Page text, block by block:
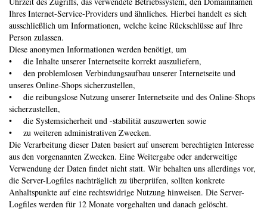
Ihres Internet-Service-Providers und ähnliches. Hierbei handelt es sich
ausschließlich um Informationen, welche keine Rückschlüsse auf Ihre
Person zulassen.
Diese anonymen Informationen werden benötigt, um
• die Inhalte unserer Internetseite korrekt auszuliefern,
• den problemlosen Verbindungsaufbau unserer Internetseite und
unseres Online-Shops sicherzustellen,
• die reibungslose Nutzung unserer Internetseite und des Online-Shops
sicherzustellen,
• die Systemsicherheit und -stabilität auszuwerten sowie
• zu weiteren administrativen Zwecken.
Die Verarbeitung dieser Daten basiert auf unserem berechtigten Interesse
aus den vorgenannten Zwecken. Eine Weitergabe oder anderweitige
Verwendung der Daten findet nicht statt. Wir behalten uns allerdings vor,
die Server-Logfiles nachträglich zu überprüfen, sollten konkrete
Anhaltspunkte auf eine rechtswidrige Nutzung hinweisen. Die Server-
Logfiles werden für 12 Monate vorgehalten und danach gelöscht.